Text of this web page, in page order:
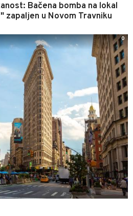
Bačena bomba na lokal
zapaljen u Novom Travniku
0